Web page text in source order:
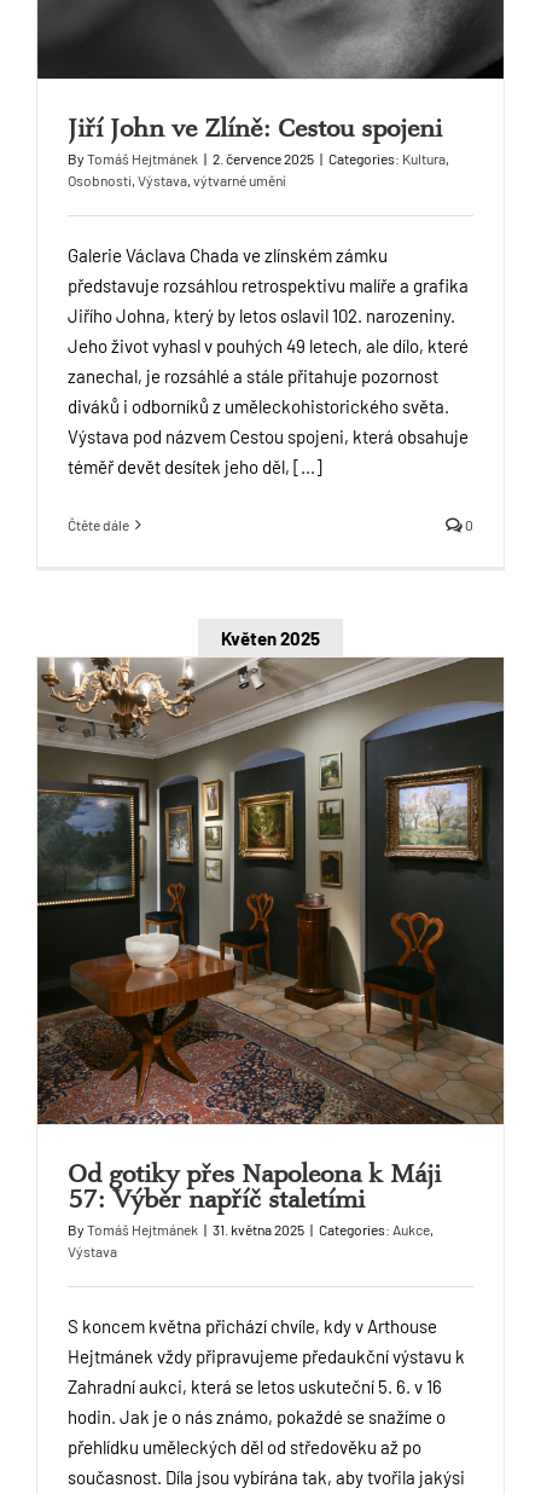
Jiří John ve Zlíně: Cestou spojeni
By Tomáš Hejtmánek | 2. července 2025 | Categories: Kultura,
Osobnosti, Výstava, výtvarné umění
Galerie Václava Chada ve zlínském zámku
představuje rozsáhlou retrospektivu malíře a grafika
Jiřího Johna, který by letos oslavil 102. narozeniny.
Jeho život vyhasl v pouhých 49 letech, ale dílo, které
zanechal, je rozsáhlé a stále přitahuje pozornost
diváků i odborníků z uměleckohistorického světa.
Výstava pod názvem Cestou spojeni, která obsahuje
téměř devět desítek jeho děl, [...]
Čtěte dále 0
Květen 2025
Od gotiky přes Napoleona k Máji
57: Výběr napříč staletími
By Tomáš Hejtmánek | 31. května 2025 | Categories: Aukce,
Výstava
S koncem května přichází chvíle, kdy v Arthouse
Hejtmánek vždy připravujeme předaukční výstavu k
Zahradní aukci, která se letos uskuteční 5. 6. v 16
hodin. Jak je o nás známo, pokaždé se snažíme o
přehlídku uměleckých děl od středověku až po
současnost. Díla jsou vybírána tak, aby tvořila jakýsi